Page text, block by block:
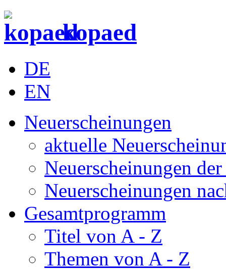
kopaed
DE
EN
Neuerscheinungen
aktuelle
Neuerscheinungen
Neuerscheinungen
Gesamtprogramm
Titel von A - Z
Themen von A - Z